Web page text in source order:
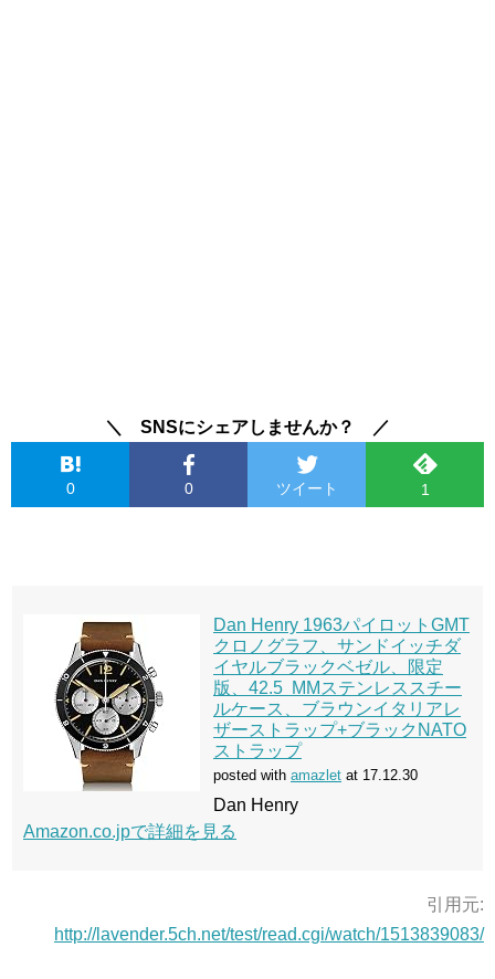
＼ SNSにシェアしませんか？ ／
0 0 ツイート 1
Dan Henry 1963パイロットGMT
クロノグラフ、サンドイッチダ
イヤルブラックベゼル、限定
版、42.5 MMステンレススチー
ルケース、ブラウンイタリアレ
ザーストラップ+ブラックNATO
ストラップ
posted with amazlet at 17.12.30
Dan Henry
Amazon.co.jpで詳細を見る
引用元:
http://lavender.5ch.net/test/read.cgi/watch/1513839083/